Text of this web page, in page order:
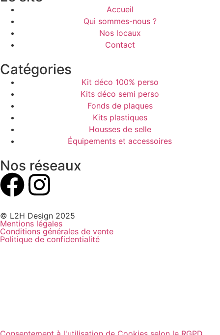
Accueil
Qui sommes-nous ?
Nos locaux
Contact
Catégories
Kit déco 100% perso
Kits déco semi perso
Fonds de plaques
Kits plastiques
Housses de selle
Équipements et accessoires
Nos réseaux
© L2H Design 2025
Mentions légales
Conditions générales de vente
Politique de confidentialité